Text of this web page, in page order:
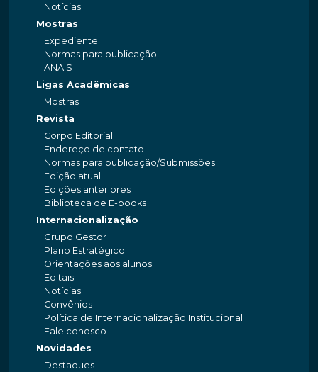
Notícias
Mostras
Expediente
Normas para publicação
ANAIS
Ligas Acadêmicas
Mostras
Revista
Corpo Editorial
Endereço de contato
Normas para publicação/Submissões
Edição atual
Edições anteriores
Biblioteca de E-books
Internacionalização
Grupo Gestor
Plano Estratégico
Orientações aos alunos
Editais
Notícias
Convênios
Política de Internacionalização Institucional
Fale conosco
Novidades
Destaques